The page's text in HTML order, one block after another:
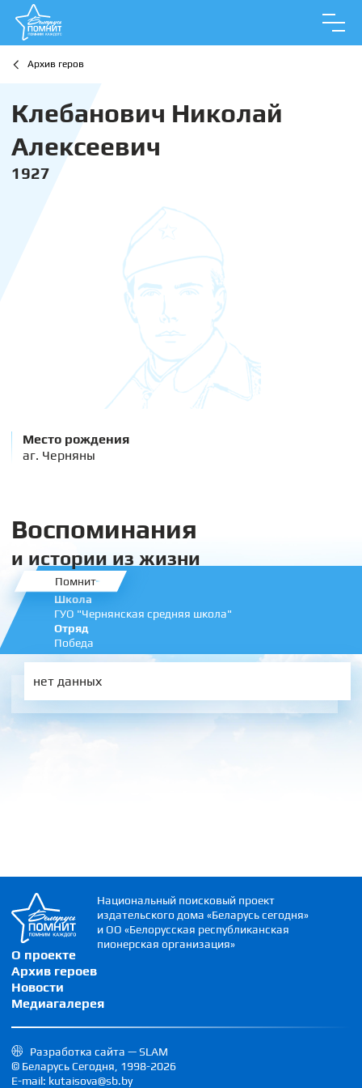
Архив геров
Клебанович Николай
Алексеевич
1927
Место рождения
аг. Черняны
Воспоминания
и истории из жизни
Помнит
Школа
ГУО "Чернянская средняя школа"
Отряд
Победа
нет данных
О проекте
Архив героев
Новости
Медиагалерея
Национальный поисковый проект
издательского дома «Беларусь сегодня»
и ОО «Белорусская республиканская
пионерская организация»
Разработка сайта — SLAM
© Беларусь Сегодня, 1998-2026
E-mail: kutaisova@sb.by